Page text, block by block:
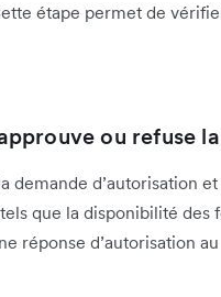
étape permet de
ou refuse
demande d’autorisation
que la disponibilité des
réponse d’autorisation